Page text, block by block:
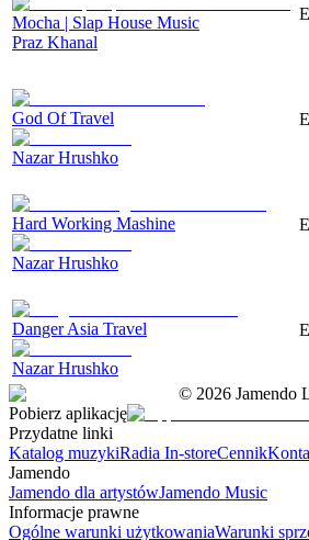
Mocha | Slap House Music
Praz Khanal
God Of Travel
Nazar Hrushko
Hard Working Mashine
Nazar Hrushko
Danger Asia Travel
Nazar Hrushko
© 2026 Jamendo
Pobierz aplikację
Przydatne linki
Katalog muzykiRadia In-storeCennik
Jamendo
Jamendo dla artystówJamendo Music
Informacje prawne
Ogólne warunki użytkowaniaWarunki